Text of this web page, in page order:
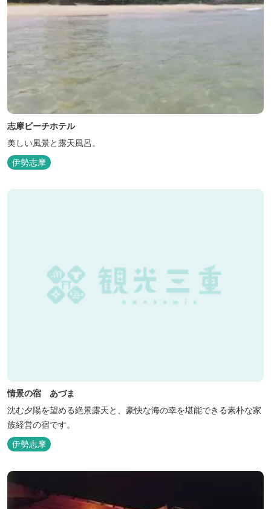
志摩ビーチホテル
美しい風景と露天風呂。
伊勢志摩
情景の宿 あづま
沈む夕陽を望める絶景露天と、豪快な海の幸を堪能できる素朴な家
族経営の宿です。
伊勢志摩